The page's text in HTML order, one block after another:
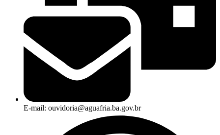
E-mail: ouvidoria@aguafria.ba.gov.br